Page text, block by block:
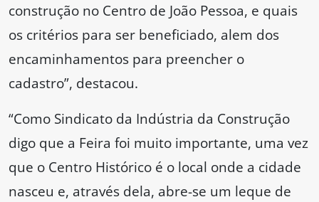
construção no Centro de João Pessoa, e quais
os critérios para ser beneficiado, alem dos
encaminhamentos para preencher o
cadastro”, destacou.
“Como Sindicato da Indústria da Construção
digo que a Feira foi muito importante, uma vez
que o Centro Histórico é o local onde a cidade
nasceu e, através dela, abre-se um leque de